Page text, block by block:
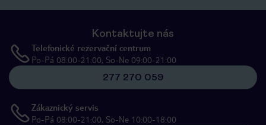
Kontaktujte nás
Telefonické rezervační centrum
Po-Pá 08:00-21:00, So-Ne 09:00-21:00
277 270 059
Zákaznický servis
Po-Pá 08:00-21:00, So-Ne 10:00-18:00